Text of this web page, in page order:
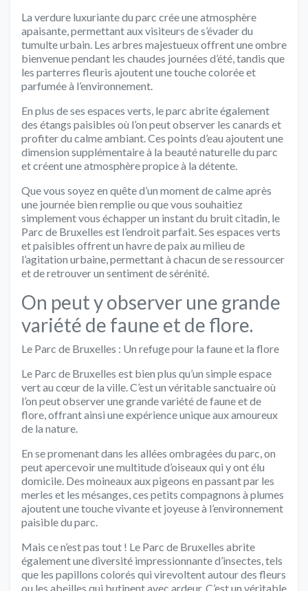
La verdure luxuriante du parc crée une atmosphère
apaisante, permettant aux visiteurs de s’évader du
tumulte urbain. Les arbres majestueux offrent une ombre
bienvenue pendant les chaudes journées d’été, tandis que
les parterres fleuris ajoutent une touche colorée et
parfumée à l’environnement.
En plus de ses espaces verts, le parc abrite également
des étangs paisibles où l’on peut observer les canards et
profiter du calme ambiant. Ces points d’eau ajoutent une
dimension supplémentaire à la beauté naturelle du parc
et créent une atmosphère propice à la détente.
Que vous soyez en quête d’un moment de calme après
une journée bien remplie ou que vous souhaitiez
simplement vous échapper un instant du bruit citadin, le
Parc de Bruxelles est l’endroit parfait. Ses espaces verts
et paisibles offrent un havre de paix au milieu de
l’agitation urbaine, permettant à chacun de se ressourcer
et de retrouver un sentiment de sérénité.
On peut y observer une grande
variété de faune et de flore.
Le Parc de Bruxelles : Un refuge pour la faune et la flore
Le Parc de Bruxelles est bien plus qu’un simple espace
vert au cœur de la ville. C’est un véritable sanctuaire où
l’on peut observer une grande variété de faune et de
flore, offrant ainsi une expérience unique aux amoureux
de la nature.
En se promenant dans les allées ombragées du parc, on
peut apercevoir une multitude d’oiseaux qui y ont élu
domicile. Des moineaux aux pigeons en passant par les
merles et les mésanges, ces petits compagnons à plumes
ajoutent une touche vivante et joyeuse à l’environnement
paisible du parc.
Mais ce n’est pas tout ! Le Parc de Bruxelles abrite
également une diversité impressionnante d’insectes, tels
que les papillons colorés qui virevoltent autour des fleurs
ou les abeilles qui butinent avec ardeur. C’est un véritable